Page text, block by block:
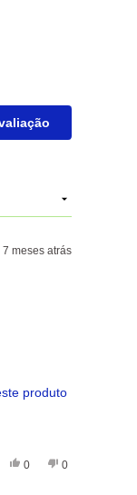
numa
7 meses atrás
produto
Sim, Esta Avaliação
0Pessoas Votaram Sim
Não, Esta
0Pessoas